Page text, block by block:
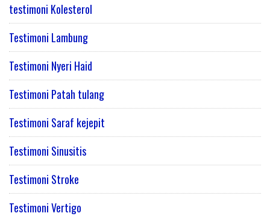
testimoni Kolesterol
Testimoni Lambung
Testimoni Nyeri Haid
Testimoni Patah tulang
Testimoni Saraf kejepit
Testimoni Sinusitis
Testimoni Stroke
Testimoni Vertigo